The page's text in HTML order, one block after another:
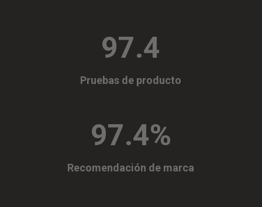
97.4
Pruebas de producto
97.4%
Recomendación de marca